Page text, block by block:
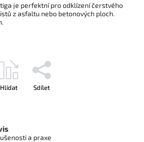
je perfektní pro odklízení čerstvého
z asfaltu nebo betonových ploch.
Hlídat Sdílet
a praxe